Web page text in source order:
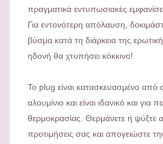
πραγματικά εντυπωσιακές
Για εντονότερη απόλαυση,
βύσμα κατά τη διάρκεια της
ηδονή θα χτυπήσει κόκκινο!
Το plug είναι κατασκευασμένο από
αλουμίνιο και είναι ιδανικό και για
θερμοκρασίας. Θερμάνετε ή ψύξτε
προτιμήσεις σας και απογειώστε